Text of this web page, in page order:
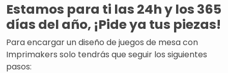
Estamos para ti las 24h y los 365
días del año, ¡Pide ya tus piezas!
Para encargar un diseño de juegos de mesa con
Imprimakers solo tendrás que seguir los siguientes
pasos: